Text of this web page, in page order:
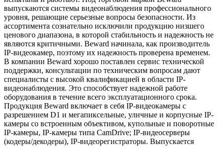
выпускаются системы видеонаблюдения профессионального
уровня, решающие серьезные вопросы безопасности. Из
ассортимента сознательно исключили продукцию низшего
ценового диапазона, в которой стабильность и надежность не
являются критичными. Beward начинала, как производитель
IP-видеокамер, поэтому их надежность проверена временем.
В компании Beward хорошо поставлен сервис технической
поддержки, консультации по техническим вопросам дают
специалисты с высокой квалификацией в области IP-
видеонаблюдения. Это способствует надежной работе
оборудования в течение всего эксплуатационного срока.
Продукция Beward включает в себя IP-видеокамеры с
разрешением D1 и мегапиксельные, уличные и корпусные IP-
камеры со встроенным объективом, купольные и поворотные
IP-камеры, IP-камеры типа CamDrive; IP-видеосерверы
(кодеры/декодеры), IP-видеорегистраторы. Выпускается